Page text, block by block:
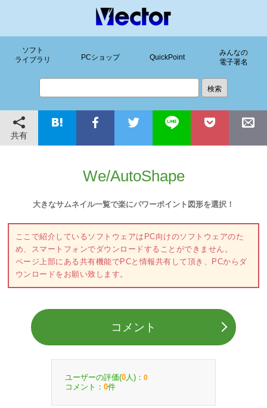
ソフト
ライブラリ
PCショップ QuickPoint
みんなの
電子署名
共有
We/AutoShape
大きなサムネイル一覧で楽にパワーポイント図形を選択！
ここで紹介しているソフトウェアはPC向けのソフトウェアのた
め、スマートフォンでダウンロードすることができません。
ページ上部にある共有機能でPCと情報共有して頂き、PCからダ
ウンロードをお願い致します。
コメント
ユーザーの評価(0 人)： 0
コメント： 0件